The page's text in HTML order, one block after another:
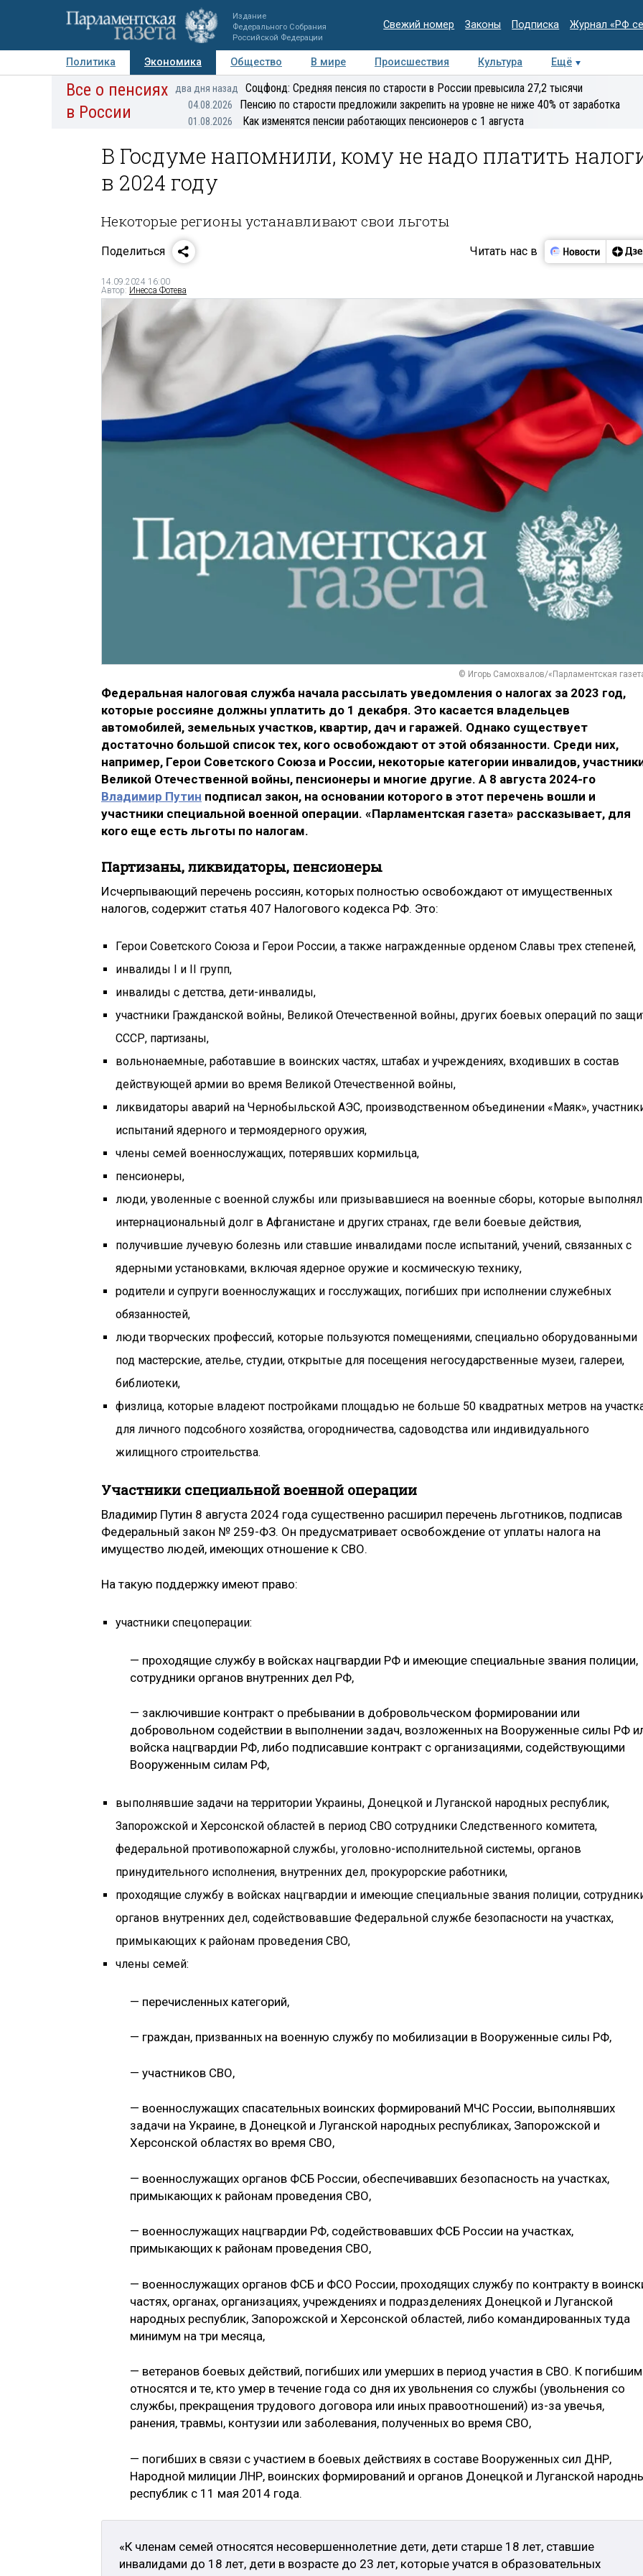
Издание
Федерального Собрания
Российской Федерации
Свежий номер Законы Подписка Журнал «РФ
Политика Экономика Общество В мире Происшествия Культура
Ещё
Авторы Персоны Мнения Регионы Медиацентр Интервью Колумнисты
Все о пенсиях
в России
два дня назад Соцфонд: Средняя пенсия по старости в России превысила 27,2 тысячи
04.08.2026 Пенсию по старости предложили закрепить на уровне не ниже 40% от заработка
01.08.2026 Как изменятся пенсии работающих пенсионеров с 1 августа
В Госдуме напомнили, кому не надо платить
в 2024 году
Некоторые регионы устанавливают свои льготы
Поделиться Читать нас в
14.09.2024 16:00
Автор: Инесса Фотева
© Игорь Самохвалов/«Парламентская
Федеральная налоговая служба начала рассылать уведомления о налогах за 2023 год,
которые россияне должны уплатить до 1 декабря. Это касается владельцев
автомобилей, земельных участков, квартир, дач и гаражей. Однако существует
достаточно большой список тех, кого освобождают от этой обязанности. Среди них,
например, Герои Советского Союза и России, некоторые категории инвалидов,
Великой Отечественной войны, пенсионеры и многие другие. А 8 августа 2024-го
Владимир Путин подписал закон, на основании которого в этот перечень вошли и
участники специальной военной операции. «Парламентская газета» рассказывает, для
кого еще есть льготы по налогам.
Партизаны, ликвидаторы, пенсионеры
Исчерпывающий перечень россиян, которых полностью освобождают от имущественных
налогов, содержит статья 407 Налогового кодекса РФ. Это:
Герои Советского Союза и Герои России, а также награжденные орденом Славы трех степеней,
инвалиды I и II групп,
инвалиды с детства, дети-инвалиды,
участники Гражданской войны, Великой Отечественной войны, других боевых операций по
СССР, партизаны,
вольнонаемные, работавшие в воинских частях, штабах и учреждениях, входивших в состав
действующей армии во время Великой Отечественной войны,
ликвидаторы аварий на Чернобыльской АЭС, производственном объединении «Маяк»,
испытаний ядерного и термоядерного оружия,
члены семей военнослужащих, потерявших кормильца,
пенсионеры,
люди, уволенные с военной службы или призывавшиеся на военные сборы, которые
интернациональный долг в Афганистане и других странах, где вели боевые действия,
получившие лучевую болезнь или ставшие инвалидами после испытаний, учений, связанных с
ядерными установками, включая ядерное оружие и космическую технику,
родители и супруги военнослужащих и госслужащих, погибших при исполнении служебных
обязанностей,
люди творческих профессий, которые пользуются помещениями, специально оборудованными
под мастерские, ателье, студии, открытые для посещения негосударственные музеи, галереи,
библиотеки,
физлица, которые владеют постройками площадью не больше 50 квадратных метров на
для личного подсобного хозяйства, огородничества, садоводства или индивидуального
жилищного строительства.
Участники специальной военной операции
Владимир Путин 8 августа 2024 года существенно расширил перечень льготников, подписав
Федеральный закон № 259-ФЗ. Он предусматривает освобождение от уплаты налога на
имущество людей, имеющих отношение к СВО.
На такую поддержку имеют право:
участники спецоперации:
— проходящие службу в войсках нацгвардии РФ и имеющие специальные звания полиции,
сотрудники органов внутренних дел РФ,
— заключившие контракт о пребывании в добровольческом формировании или
добровольном содействии в выполнении задач, возложенных на Вооруженные силы РФ
войска нацгвардии РФ, либо подписавшие контракт с организациями, содействующими
Вооруженным силам РФ,
выполнявшие задачи на территории Украины, Донецкой и Луганской народных республик,
Запорожской и Херсонской областей в период СВО сотрудники Следственного комитета,
федеральной противопожарной службы, уголовно-исполнительной системы, органов
принудительного исполнения, внутренних дел, прокурорские работники,
проходящие службу в войсках нацгвардии и имеющие специальные звания полиции,
органов внутренних дел, содействовавшие Федеральной службе безопасности на участках,
примыкающих к районам проведения СВО,
члены семей:
— перечисленных категорий,
— граждан, призванных на военную службу по мобилизации в Вооруженные силы РФ,
— участников СВО,
— военнослужащих спасательных воинских формирований МЧС России, выполнявших
задачи на Украине, в Донецкой и Луганской народных республиках, Запорожской и
Херсонской областях во время СВО,
— военнослужащих органов ФСБ России, обеспечивавших безопасность на участках,
примыкающих к районам проведения СВО,
— военнослужащих нацгвардии РФ, содействовавших ФСБ России на участках,
примыкающих к районам проведения СВО,
— военнослужащих органов ФСБ и ФСО России, проходящих службу по контракту в
частях, органах, организациях, учреждениях и подразделениях Донецкой и Луганской
народных республик, Запорожской и Херсонской областей, либо командированных туда
минимум на три месяца,
— ветеранов боевых действий, погибших или умерших в период участия в СВО. К погибшим
относятся и те, кто умер в течение года со дня их увольнения со службы (увольнения со
службы, прекращения трудового договора или иных правоотношений) из-за увечья,
ранения, травмы, контузии или заболевания, полученных во время СВО,
— погибших в связи с участием в боевых действиях в составе Вооруженных сил ДНР,
Народной милиции ЛНР, воинских формирований и органов Донецкой и Луганской
республик с 11 мая 2014 года.
«К членам семей относятся несовершеннолетние дети, дети старше 18 лет, ставшие
инвалидами до 18 лет, дети в возрасте до 23 лет, которые учатся в образовательных